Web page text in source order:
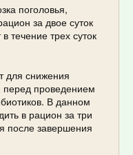
поголовья,
за двое суток
течение трех суток
для снижения
перед проведением
В данном
в рацион за три
после завершения